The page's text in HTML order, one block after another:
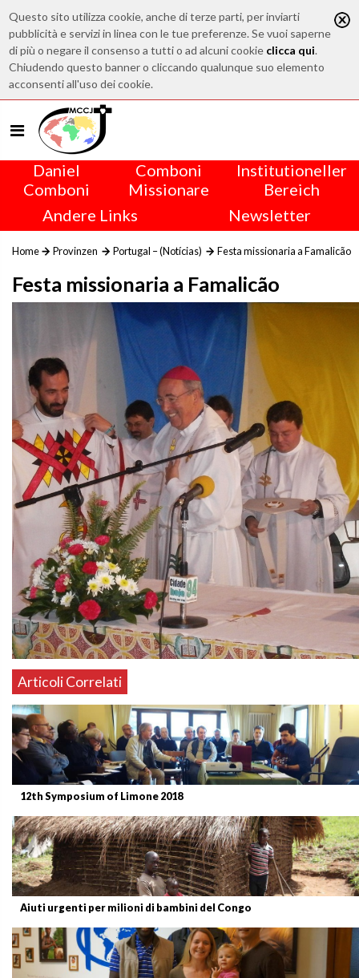
Questo sito utilizza cookie, anche di terze parti, per inviarti
pubblicità e servizi in linea con le tue preferenze. Se vuoi saperne
di più o negare il consenso a tutti o ad alcuni cookie clicca qui.
Chiudendo questo banner o cliccando qualunque suo elemento
acconsenti all'uso dei cookie.
Daniel
Comboni
Comboni
Missionare
Institutioneller
Bereich
Andere Links
Newsletter
Home Provinzen Portugal – (Notícias) Festa missionaria a Famalicão
Festa missionaria a Famalicão
Articoli Correlati
12th Symposium of Limone 2018
Aiuti urgenti per milioni di bambini del Congo